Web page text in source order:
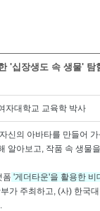
'십장생도 속 생물' 탐
자대학교 교육학 박사
신의 아바타를 만들어
알아보고, 작품 속 생물
폼 '게더타운'을 활용한
가 주최하고, (사) 한국